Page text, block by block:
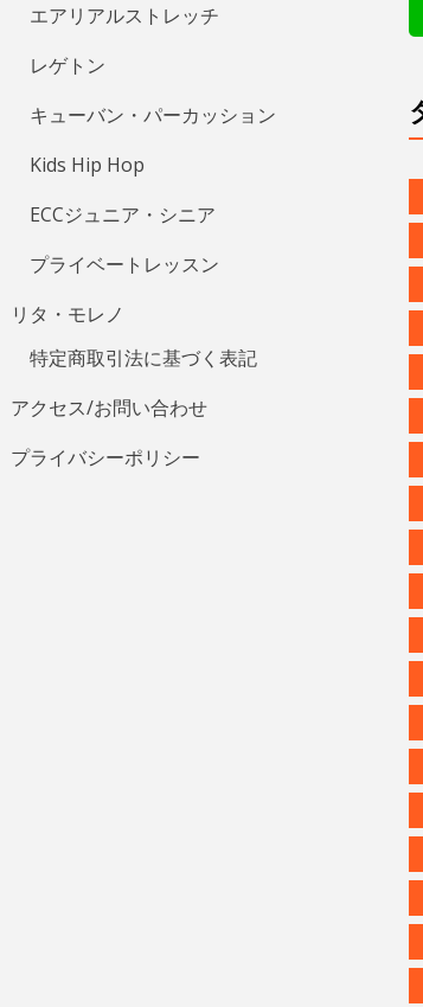
レゲトン
キューバン・パーカッション
Kids Hip Hop
ECCジュニア・シニア
プライベートレッスン
リタ・モレノ
特定商取引法に基づく表記
アクセス/お問い合わせ
プライバシーポリシー